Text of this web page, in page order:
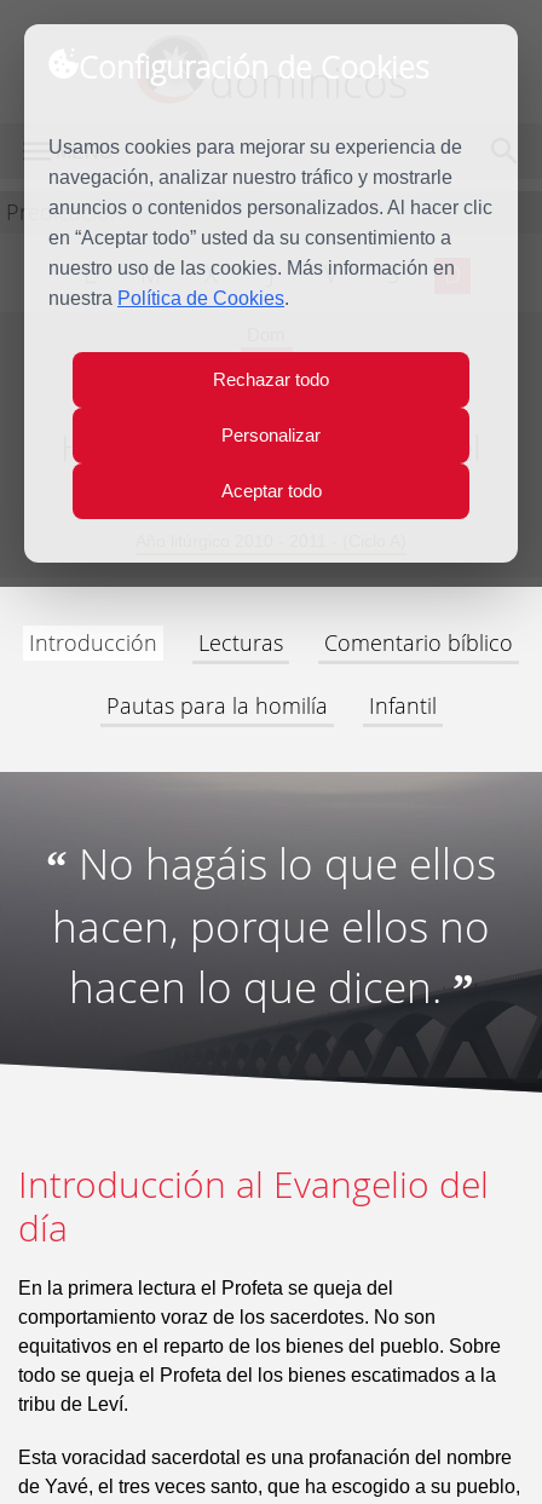
Configuración de Cookies
Usamos cookies para mejorar su experiencia de
navegación, analizar nuestro tráfico y mostrarle
anuncios o contenidos personalizados. Al hacer clic
en “Aceptar todo” usted da su consentimiento a
nuestro uso de las cookies. Más información en
nuestra Política de Cookies.
Rechazar todo
Personalizar
Aceptar todo
dominicos
MENÚ
Predicación
L M X J V S D
30
Oct
Homilía XXXI Domingo del
tiempo ordinario
Introducción Lecturas Comentario bíblico
Pautas para la homilía Infantil
“ No hagáis lo que ellos
hacen, porque ellos no
hacen lo que dicen.”
Introducción al Evangelio del
día
En la primera lectura el Profeta se queja del
comportamiento voraz de los sacerdotes. No son
equitativos en el reparto de los bienes del pueblo. Sobre
todo se queja el Profeta del los bienes escatimados a la
tribu de Leví.
Esta voracidad sacerdotal es una profanación del nombre
de Yavé, el tres veces santo, que ha escogido a su pueblo,